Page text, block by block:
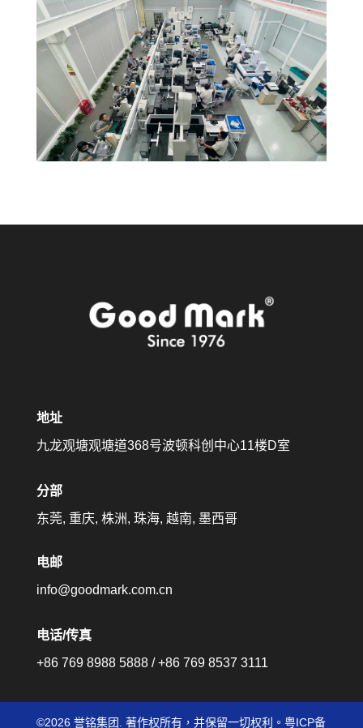
地址
九龙观塘观塘道368号波顿科创中心11楼D室
分部
东莞, 重庆, 株洲, 珠海, 越南, 墨西哥
电邮
info@goodmark.com.cn
电话/传真
+86 769 8988 5888 / +86 769 8537 3111
©2026 誉铭集团. 著作权所有，并保留一切权利。粤ICP备